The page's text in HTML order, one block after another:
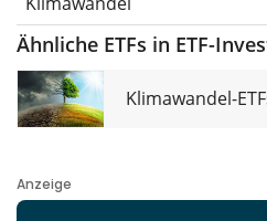
Ähnliche ETFs in ETF-
Klimawandel-